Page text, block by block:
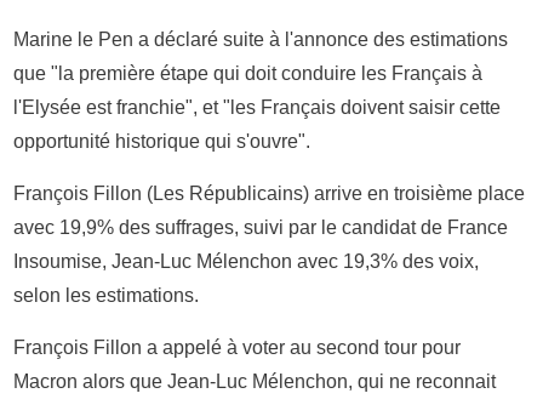
Marine le Pen a déclaré suite à l'annonce des estimations
que "la première étape qui doit conduire les Français à
l'Elysée est franchie", et "les Français doivent saisir cette
opportunité historique qui s'ouvre".
François Fillon (Les Républicains) arrive en troisième place
avec 19,9% des suffrages, suivi par le candidat de France
Insoumise, Jean-Luc Mélenchon avec 19,3% des voix,
selon les estimations.
François Fillon a appelé à voter au second tour pour
Macron alors que Jean-Luc Mélenchon, qui ne reconnait